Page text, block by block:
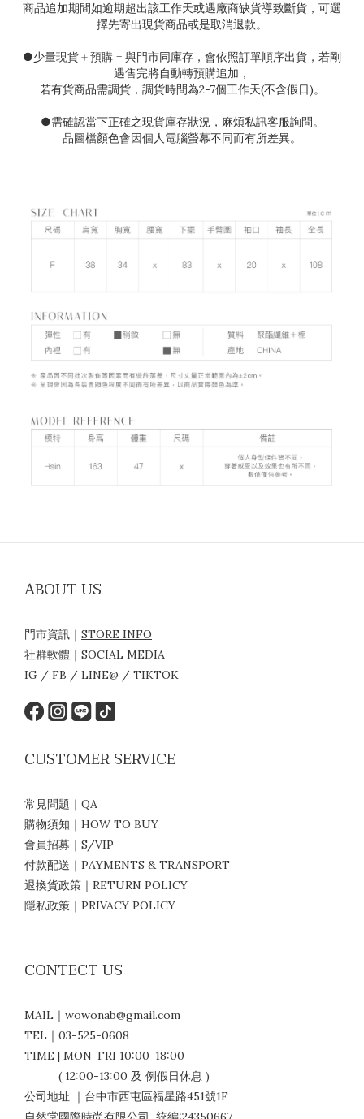
商品追加期間如逾期超出該工作天或遇廠商缺貨導致斷貨，可選
擇先寄出現貨商品或是取消退款。
●少量現貨＋預購 = 與門市同庫存，會依照訂單順序出貨，若剛
遇售完將自動轉預購追加，
若有貨商品需調貨，調貨時間為2-7個工作天(不含假日)。
●需確認當下正確之現貨庫存狀況，麻煩私訊客服詢問。
品圖檔顏色會因個人電腦螢幕不同而有所差異。
ABOUT US
門市資訊｜ STORE INFO
社群軟體｜SOCIAL MEDIA
IG / FB / LINE@ / TIKTOK
CUSTOMER SERVICE
常見問題｜QA
購物須知｜HOW TO BUY
會員招募｜S/VIP
付款配送｜PAYMENTS & TRANSPORT
退換貨政策｜RETURN POLICY
隱私政策｜PRIVACY POLICY
CONTECT US
MAIL｜wowonab@gmail.com
TEL｜03-525-0608
TIME | MON-FRI 10:00-18:00
( 12:00-13:00 及 例假日休息 )
公司地址 ｜台中市西屯區福星路451號1F